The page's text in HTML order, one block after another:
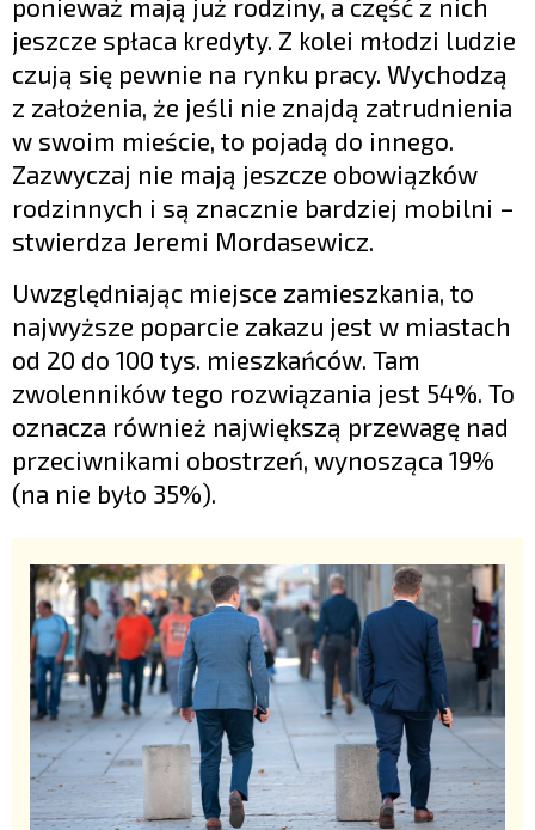
ponieważ mają już rodziny, a część z nich
jeszcze spłaca kredyty. Z kolei młodzi ludzie
czują się pewnie na rynku pracy. Wychodzą
z założenia, że jeśli nie znajdą zatrudnienia
w swoim mieście, to pojadą do innego.
Zazwyczaj nie mają jeszcze obowiązków
rodzinnych i są znacznie bardziej mobilni –
stwierdza Jeremi Mordasewicz.
Uwzględniając miejsce zamieszkania, to
najwyższe poparcie zakazu jest w miastach
od 20 do 100 tys. mieszkańców. Tam
zwolenników tego rozwiązania jest 54%. To
oznacza również największą przewagę nad
przeciwnikami obostrzeń, wynosząca 19%
(na nie było 35%).